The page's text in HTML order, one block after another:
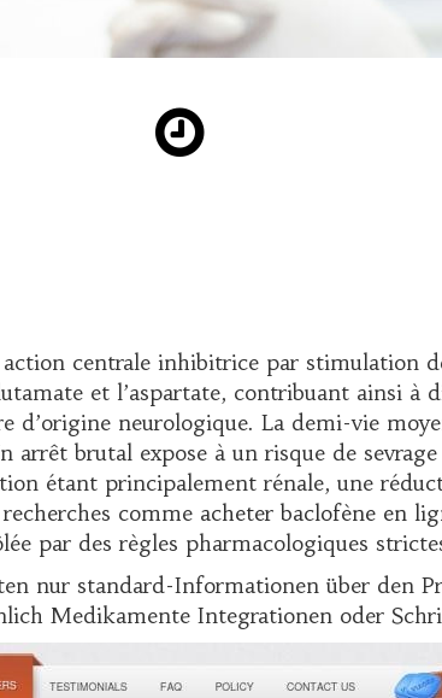
centrale inhibitrice par stimulation
et l’aspartate, contribuant ainsi à
d’origine neurologique. La demi-vie
brutal expose à un risque de
étant principalement rénale, une
comme acheter baclofène en
par des règles pharmacologiques
nur standard-Informationen über den
Medikamente Integrationen oder